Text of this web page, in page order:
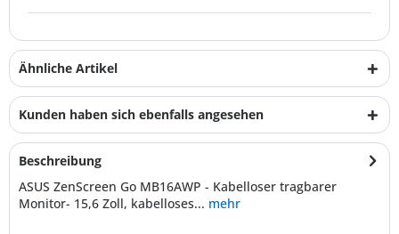
Ähnliche Artikel
Kunden haben sich ebenfalls angesehen
Beschreibung
ASUS ZenScreen Go MB16AWP - Kabelloser tragbarer
Monitor- 15,6 Zoll, kabelloses... mehr